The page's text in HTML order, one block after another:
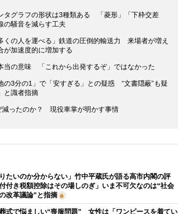
タグラフの形状は3種類ある 「菱形」「下枠交差
の騒音を減らす工夫
くの人を運べる」鉄道の圧倒的輸送力 来場者が増え
が加速度的に増加する
当の意味 「これから出発するぞ」ではなかった
の3分の1」で「安すぎる」との疑惑 “文書隠蔽”も疑
と識者指摘
減ったのか？ 現役車掌が明かす事情
りたいのか分からない」竹中平蔵氏が語る高市内閣の評
き税額控除はその場しのぎ」いま不可欠なのは“社会
改革議論”と指摘
式で悩ましい“喪服問題” 女性は「ワンピースを着てい